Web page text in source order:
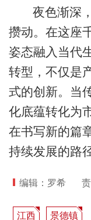
夜色渐深
攒动。在这座
姿态融入当代
转型，不仅是
式的创新。当
化底蕴转化为
在书写新的篇
持续发展的路径
编辑：罗希
江西 景德镇